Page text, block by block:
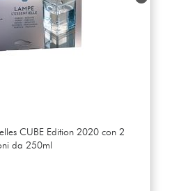
CUBE Edition 2020 con 2
da 250ml